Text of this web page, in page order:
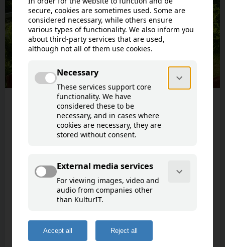
This article is not available in your
language.
Prästgården – Boende för präst
Goto map
I det här huset har flera prästfamiljer bott.
Byggnaden stod tidigare i Viksjö utanför